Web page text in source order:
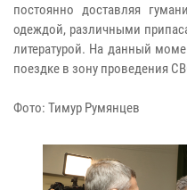
постоянно доставляя
одеждой, различными
литературой. На данный
поездке в зону проведения
Фото: Тимур Румянцев